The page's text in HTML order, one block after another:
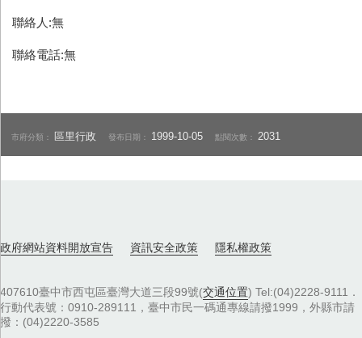
聯絡人:無
聯絡電話:無
市府分類： 區里行政 發布日期： 1999-10-05 點閱次數： 2031
政府網站資料開放宣告 資訊安全政策 隱私權政策
407610臺中市西屯區臺灣大道三段99號(交通位置) Tel:(04)2228-9111．
行動代表號：0910-289111，臺中市民一碼通專線請撥1999，外縣市請
撥：(04)2220-3585